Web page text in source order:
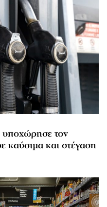
τον
καύσιμα και στέγαση